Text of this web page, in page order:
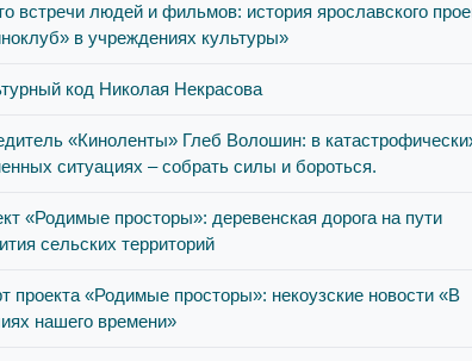
встречи людей и фильмов: история ярославского
в учреждениях культуры»
код Николая Некрасова
«Киноленты» Глеб Волошин: в
ситуациях – собрать силы и бороться.
«Родимые просторы»: деревенская дорога на пути
сельских территорий
проекта «Родимые просторы»: некоузские новости «В
нашего времени»